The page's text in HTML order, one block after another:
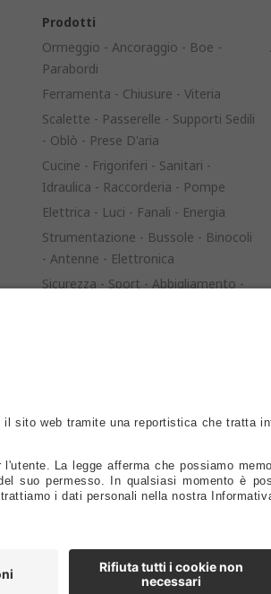
Prodotti
Ormeggio - Ancoraggio - Boe -
Parabordi
Ferramenta - Chiusure - Viteria
Scalette - Passerelle - Supporti Sedili
- Oblò - Prese D'aria
Cucine - Frigoriferi - Sanitari -
Idraulica - Raccorderia - Pompe
Elettrica - Luci - Fanali - Energia
Strumentazione - Bussole - Binocoli
- Antenne - Elettronica
Sicurezza - Sport - Abbigliamento -
Timonerie - Comandi - Timoni -
Lubrificanti - Colle - Detergenti -
Spazzole - Vernici - Utensili